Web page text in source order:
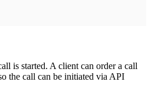
is started. A client can order a call
the call can be initiated via API